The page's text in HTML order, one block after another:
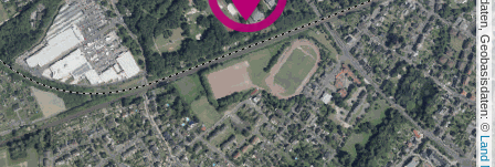
, Kartendaten, Geobasisdaten: ©